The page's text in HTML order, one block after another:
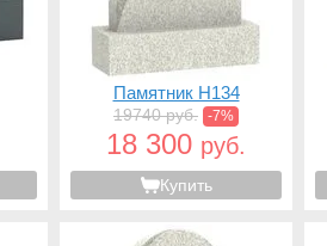
Памятник H134
19740 руб. -7%
18 300 руб.
Купить